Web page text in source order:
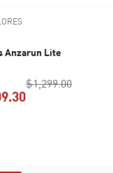
Anzarun Lite
$1,299.00precio